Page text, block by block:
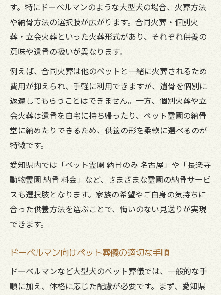
ペット葬儀の出張火葬サービスの特徴と注
意点
ペット葬儀の納骨方法を比較検討するなら
ペット葬儀後の納骨先とその選び方
納骨堂と自宅供養の違いを徹底比較
愛知県で選べるペット葬儀の納骨プラン
ペット葬儀後の遺骨保管方法を詳しく解説
合同墓地と個別納骨のメリット・デメリッ
ペット葬儀で後悔しないための心構え
ドーベルマンの供養体験談から学ぶ選択肢
家族で話し合うペット葬儀と納骨のポイン
納得できるペット葬儀に必要な準備と相談
合同火葬と個別火葬の違いを深掘り解説
ペット葬儀の合同火葬と個別火葬の基本知
す。特にドーベルマンのような大型犬の場合、火葬方法
や納骨方法の選択肢が広がります。合同火葬・個別火
葬・立会火葬といった火葬形式があり、それぞれ供養の
意味や遺骨の扱いが異なります。
例えば、合同火葬は他のペットと一緒に火葬されるため
費用が抑えられ、手軽に利用できますが、遺骨を個別に
返還してもらうことはできません。一方、個別火葬や立
会火葬は遺骨を自宅に持ち帰ったり、ペット霊園の納骨
堂に納めたりできるため、供養の形を柔軟に選べるのが
特徴です。
愛知県内では「ペット霊園 納骨のみ 名古屋」や「長楽寺
動物霊園 納骨 料金」など、さまざまな霊園の納骨サービ
スも選択肢となります。家族の希望やご自身の気持ちに
合った供養方法を選ぶことで、悔いのない見送りが実現
できます。
ドーベルマン向けペット葬儀の適切な手順
ドーベルマンなど大型犬のペット葬儀では、一般的な手
順に加え、体格に応じた配慮が必要です。まず、愛知県